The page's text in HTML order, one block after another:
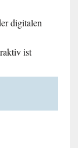
digitalen
ist